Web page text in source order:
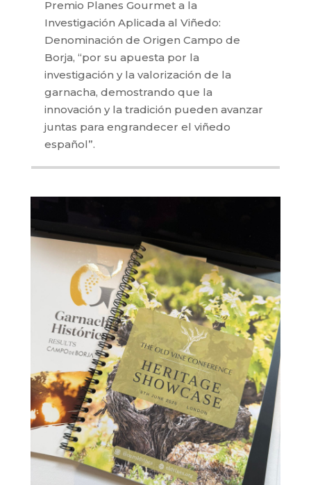
Premio Planes Gourmet a la
Investigación Aplicada al Viñedo:
Denominación de Origen Campo de
Borja, “por su apuesta por la
investigación y la valorización de la
garnacha, demostrando que la
innovación y la tradición pueden avanzar
juntas para engrandecer el viñedo
español”.